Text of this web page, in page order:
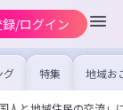
/ログイン
グ 特集 地域お
の求
を集め
事内容